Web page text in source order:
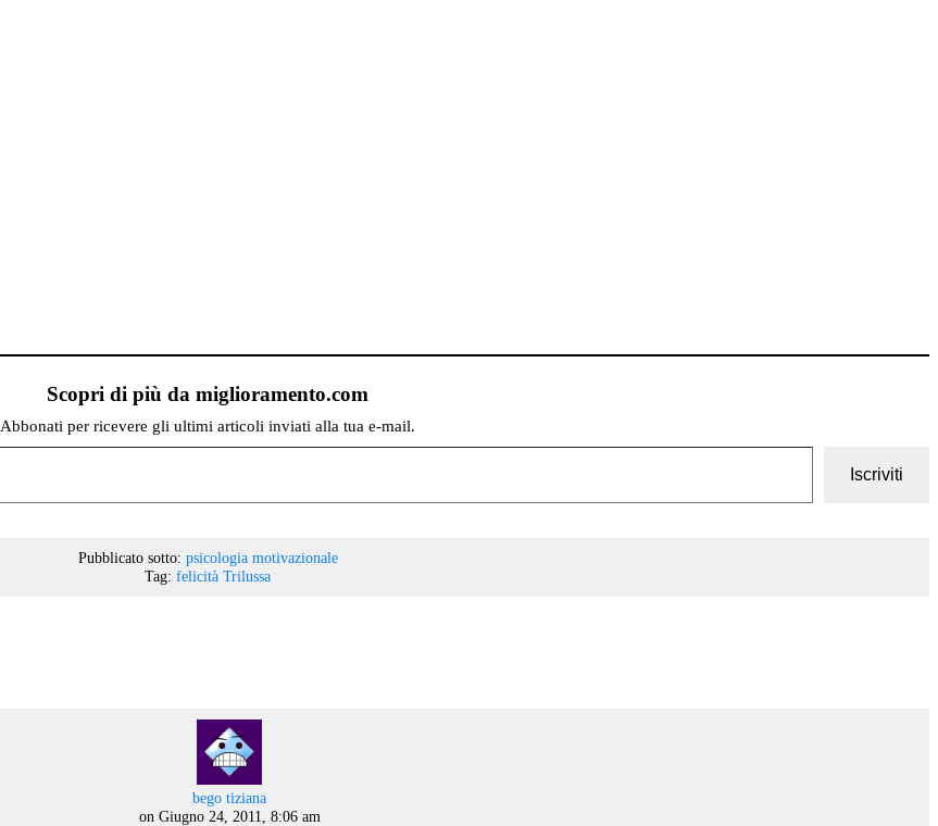
Scopri di più da miglioramento.com
Abbonati per ricevere gli ultimi articoli inviati alla tua e-mail.
Iscriviti
Pubblicato sotto: psicologia motivazionale
Tag: felicità Trilussa
bego tizianasays:
on Giugno 24, 2011, 8:06 am